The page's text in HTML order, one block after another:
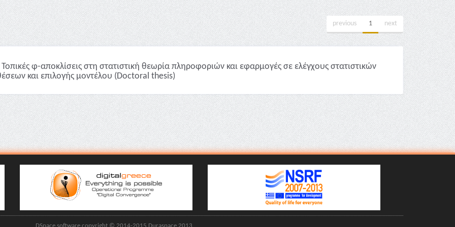
previous 1 next
φ-αποκλίσεις στη στατιστική θεωρία πληροφοριών και εφαρμογές σε ελέγχους στατιστικών
και επιλογής μοντέλου (Doctoral thesis)